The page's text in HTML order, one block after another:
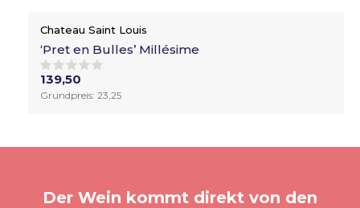
Chateau Saint Louis
‘Pret en Bulles’ Millésime
139,50
Grundpreis: 23,25
Der Wein kommt direkt von den